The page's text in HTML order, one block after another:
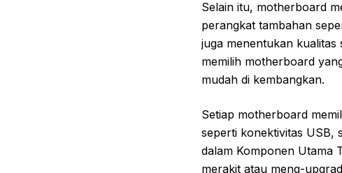
Selain itu, motherboard
perangkat tambahan
juga menentukan kualitas
memilih motherboard
mudah di kembangkan.
Setiap motherboard
seperti konektivitas USB,
dalam Komponen Utama
merakit atau meng-